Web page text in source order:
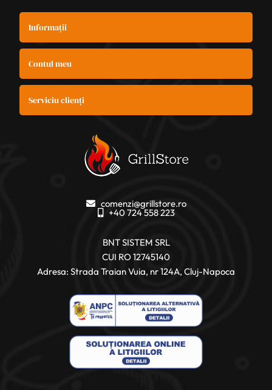
Informații
Contul meu
Serviciu clienți
comenzi@grillstore.ro
+40 724 558 223
BNT SISTEM SRL
CUI RO 12745140
Adresa: Strada Traian Vuia, nr 124A, Cluj-Napoca